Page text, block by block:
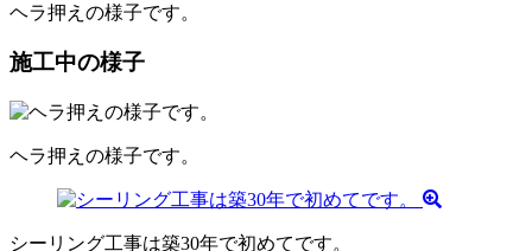
ヘラ押えの様子です。
施工中の様子
ヘラ押えの様子です。
シーリング工事は築30年で初めてです。